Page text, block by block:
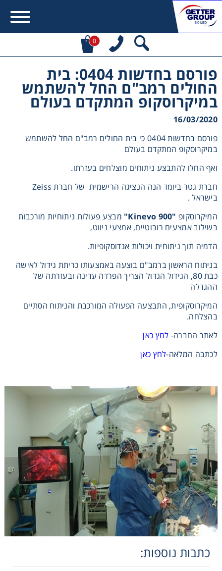
0
כתבות נוספות:
פורסם בחדשות 0404: בית
החולים רמב"ם החל להשתמש
במיקרוסקופ המתקדם בעולם
16/03/2020
פורסם בחדשות 0404 כי בית החולים רמב"ם החל להשתמש
במיקרוסקופ המתקדם בעולם
ואף החלו להתבצע ניתוחים מוצלחים בעזרתו.
חברת גטר ביומד הנה הנציגה הרישמית של חברת Zeiss
בישראל .
המיקרוסקופ "Kinevo 900"
מבצע פעולות ניתוחיות מורכבות
בשילוב אמצעים רובוטיים, אמצעי ניווט,
הדמיה תוך ניתוחית ויכולות אנדוסקופיות.
בניתוח הראשון ברמב"ם בוצעה באמצעותו כריתת גידול לאישה
כבת 80, הגידול הגדול הצריך הפרדה עדינה ובעזרתה של
ההגדלה
המיקרוסקופית, התבצעה הפעולה המורכבת והניתוח הסתיים
בהצלחה.
לאתר החברה- לחץ כאן
לכתבה המלאה-לחץ כאן
Error:Contact form not found.
מעונין לקבל הצעת מחיר או מידע עבור:
Chromatography
Concentration
Cooling
Instrumentation
Microscopy
Pumps
Sample Preparation
Storage
Thermometry
Washing
Chromatography
Lab Essentials